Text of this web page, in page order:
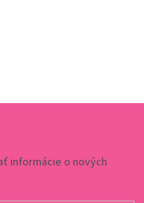
informácie o nových